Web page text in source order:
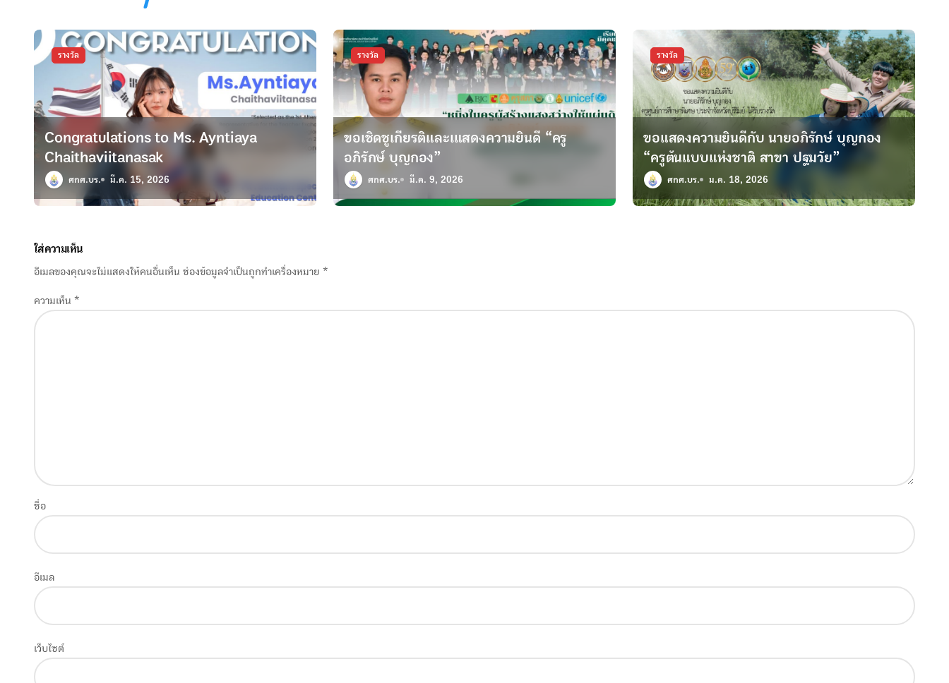
อ
ง
รางวัล
Congratulations to Ms. Ayntiaya
Chaithaviitanasak
ศกศ.บร. มี.ค. 15, 2026
รางวัล
ขอเชิดชูเกียรติและเแสดงความยินดี “ครู
อภิรักษ์ บุญกอง”
ศกศ.บร. มี.ค. 9, 2026
รางวัล
ขอแสดงความยินดีกับ นายอภิรักษ์ บุญกอง
“ครูต้นแบบแห่งชาติ สาขา ปฐมวัย”
ศกศ.บร. ม.ค. 18, 2026
ใส่ความเห็น
อีเมลของคุณจะไม่แสดงให้คนอื่นเห็น ช่องข้อมูลจำเป็นถูกทำเครื่องหมาย *
ความเห็น *
ชื่อ
อีเมล
เว็บไซต์